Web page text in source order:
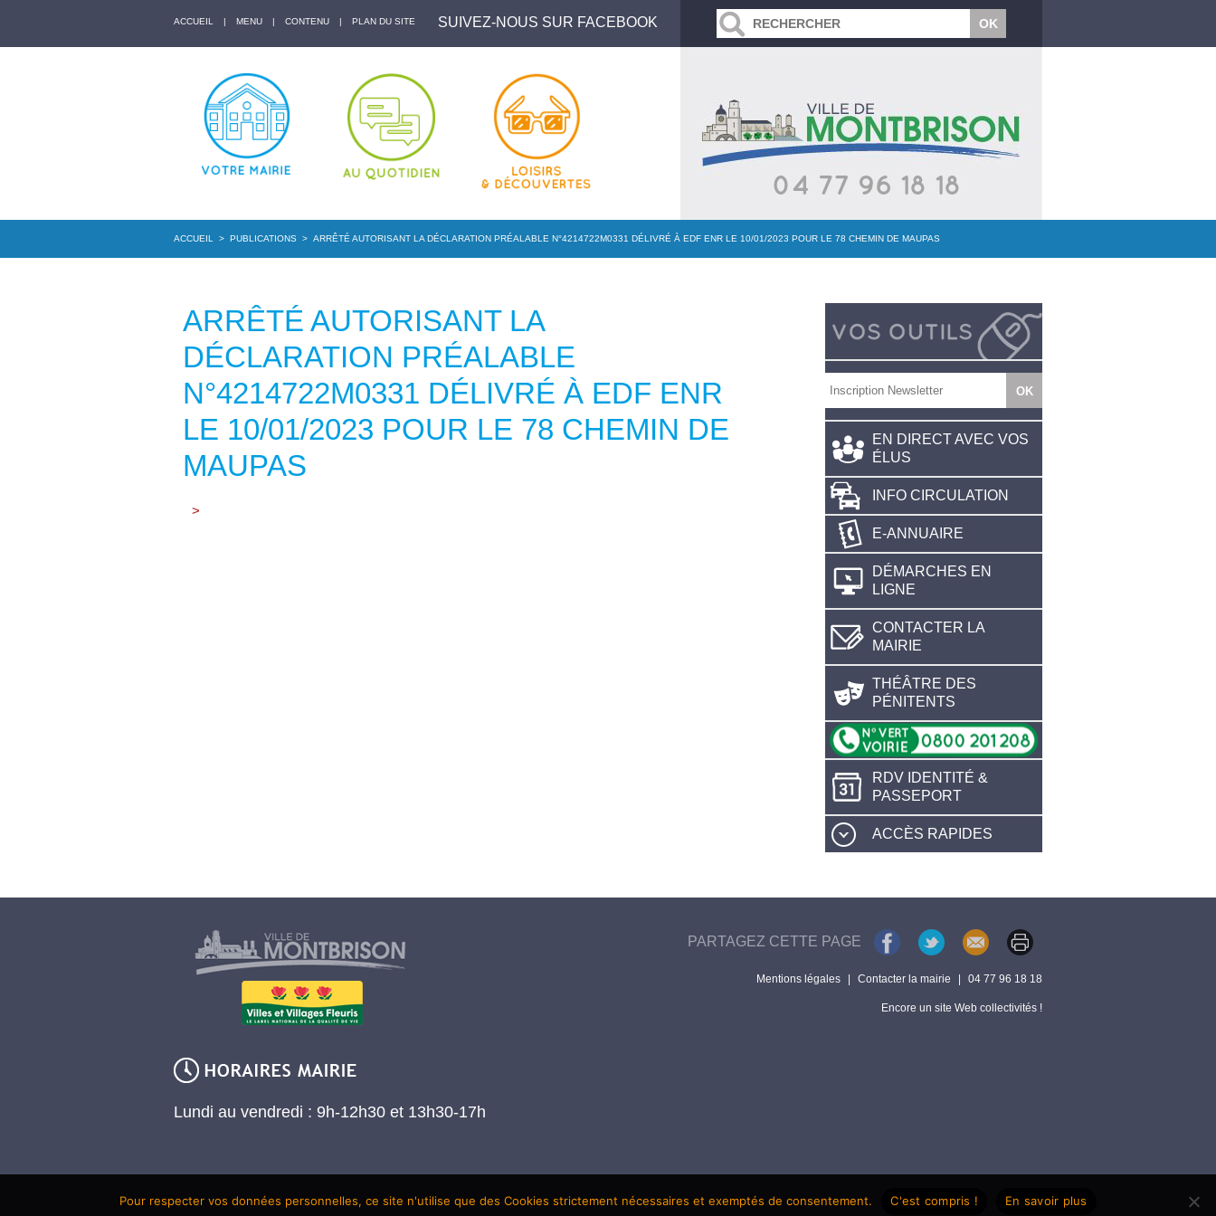
ACCUEIL | MENU | CONTENU | PLAN DU SITE SUIVEZ-NOUS SUR FACEBOOK
ACCUEIL > PUBLICATIONS > ARRÊTÉ AUTORISANT LA DÉCLARATION PRÉALABLE N°4214722M0331 DÉLIVRÉ À EDF ENR LE 10/01/2023 POUR LE 78 CHEMIN DE MAUPAS
ARRÊTÉ AUTORISANT LA
DÉCLARATION PRÉALABLE
N°4214722M0331 DÉLIVRÉ À EDF ENR
LE 10/01/2023 POUR LE 78 CHEMIN DE
MAUPAS
>
EN DIRECT AVEC VOS
ÉLUS
INFO CIRCULATION
E-ANNUAIRE
DÉMARCHES EN
LIGNE
CONTACTER LA
MAIRIE
THÉÂTRE DES
PÉNITENTS
RDV IDENTITÉ &
PASSEPORT
ACCÈS RAPIDES
Lundi au vendredi : 9h-12h30 et 13h30-17h
PARTAGEZ CETTE PAGE
Mentions légales Contacter la mairie 04 77 96 18 18
Encore un site Web collectivités !
Pour respecter vos données personnelles, ce site n'utilise que des Cookies strictement nécessaires et exemptés de consentement. C'est compris ! En savoir plus